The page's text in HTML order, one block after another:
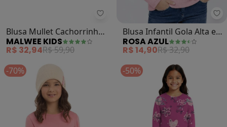
Malwee Kids - Blusa Mullet
Blusa Mullet Cachorrinhos
(Rosê)
MALWEE KIDS
R$ 32,94R$ 59,90
Blusa Infantil Gola Alta em
Ribana (Rosa)
ROSA AZUL
R$ 14,90R$ 32,90
-70%
-50%